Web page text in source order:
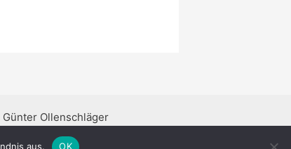
Ollenschläger
aus. OK